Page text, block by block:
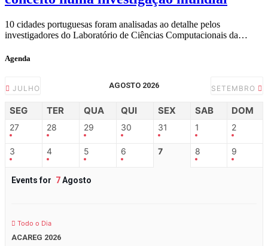
10 cidades portuguesas foram analisadas ao detalhe pelos
investigadores do Laboratório de Ciências Computacionais da…
Agenda
JULHO AGOSTO 2026 SETEMBRO
SEG TER QUA QUI SEX SAB DOM
27 28 29 30 31 1 2
3 4 5 6 7 8 9
Events for 7Agosto
Todo o Dia
ACAREG 2026